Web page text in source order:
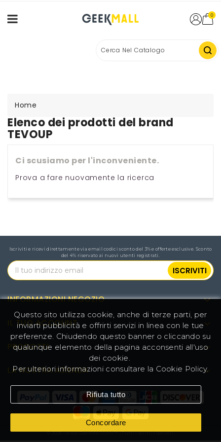
0
Home
Elenco dei prodotti del brand
TEVOUP
Ci scusiamo per l'inconveniente.
Prova a fare nuovamente la ricerca
IL TUO ACCOUNT 
PRODOTTI 
LA NOSTRA AZIENDA 
INFORMAZIONI NEGOZIO 
Iscriviti e ricevi direttamente via email codici sconto del 3% e offerte esclusive. Sconto
del 4% riservato ai nuovi utenti registrati.
Questo sito utilizza cookie, anche di terze parti, per
inviarti pubblicità e offrirti servizi in linea con le tue
preferenze. Chiudendo questo banner o cliccando su
qualunque elemento della pagina acconsenti all'uso
dei cookie.
Per ulteriori informazioni consultare la Cookie Policy.
Rifiuta tutto
Concordare
© 2026 - www.GeekMall.com™ | Tutti i diritti riservati.